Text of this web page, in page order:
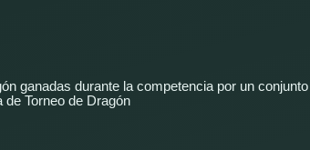
ganadas durante la competencia por un
Torneo de Dragón